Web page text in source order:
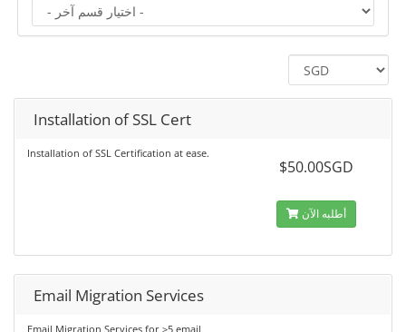
Installation of SSL Cert
Installation of SSL Certification at ease.
$50.00SGD
أطلبه الآن
Email Migration Services
Email Migration Services for >5 email